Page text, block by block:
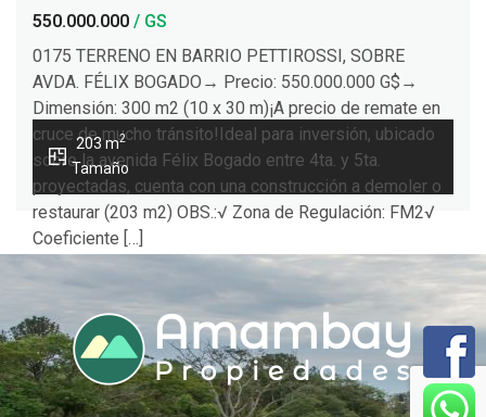
550.000.000 / GS
0175 TERRENO EN BARRIO PETTIROSSI, SOBRE
AVDA. FÉLIX BOGADO→ Precio: 550.000.000 G$→
Dimensión: 300 m2 (10 x 30 m)¡A precio de remate en
cruce de mucho tránsito!Ideal para inversión, ubicado
sobre la avenida Félix Bogado entre 4ta. y 5ta.
proyectadas, cuenta con una construcción a demoler o
restaurar (203 m2) OBS.:√ Zona de Regulación: FM2√
Coeficiente […]
203 m2
Tamaño